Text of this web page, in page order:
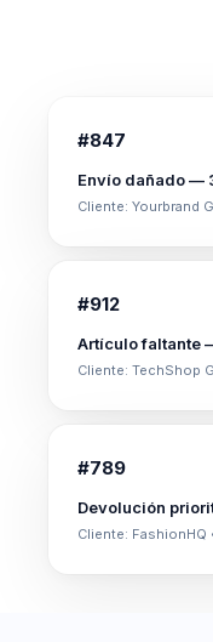
#847
Envío dañado —
Cliente: Yourbrand
#912
Artículo faltante
Cliente: TechShop
#789
Devolución
Cliente: FashionHQ